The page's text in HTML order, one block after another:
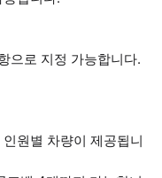
으로 지정 가능합니다.
원별 차량이 제공됩니